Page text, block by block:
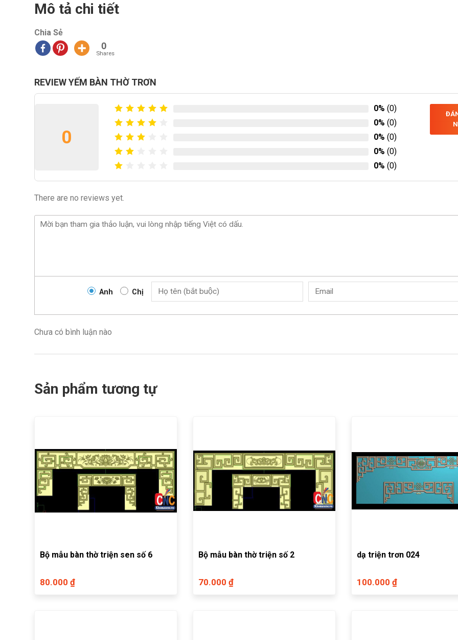
Mô tả chi tiết
Chia Sẻ
0
Shares
REVIEW YẾM BÀN THỜ TRƠN
0
0% (0)
0% (0)
0% (0)
0% (0)
0% (0)
There are no reviews yet.
Anh Chị
Chưa có bình luận nào
Sản phẩm tương tự
Bộ mẫu bàn thờ triện sen số 6
80.000 ₫
Bộ mẫu bàn thờ triện số 2
70.000 ₫
dạ triện trơn 024
100.000 ₫